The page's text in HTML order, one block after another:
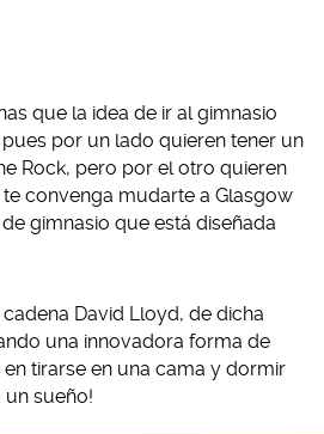
que la idea de ir al gimnasio
por un lado quieren tener un
Rock, pero por el otro quieren
convenga mudarte a Glasgow
gimnasio que está diseñada
David Lloyd, de dicha
una innovadora forma de
tirarse en una cama y dormir
un sueño!